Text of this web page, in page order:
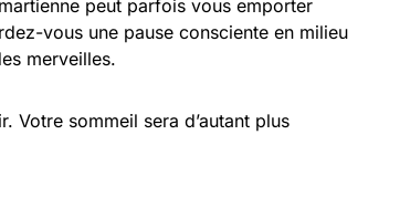
martienne peut parfois vous emporter
vous une pause consciente en milieu
merveilles.
Votre sommeil sera d’autant plus